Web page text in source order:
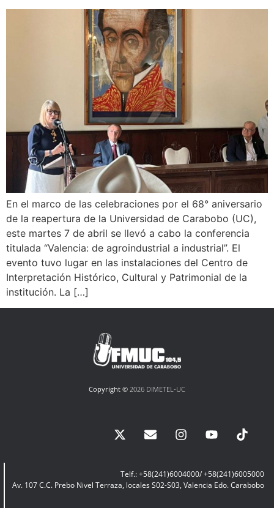
En el marco de las celebraciones por el 68° aniversario
de la reapertura de la Universidad de Carabobo (UC),
este martes 7 de abril se llevó a cabo la conferencia
titulada “Valencia: de agroindustrial a industrial”. El
evento tuvo lugar en las instalaciones del Centro de
Interpretación Histórico, Cultural y Patrimonial de la
institución. ​La […]
Copyright © 2026 DIMETEL-UC
Telf.: +58(241)6004000/ +58(241)6005000
Av. 107 C.C. Prebo Nivel Terraza, locales S02-S03, Valencia Edo. Carabobo